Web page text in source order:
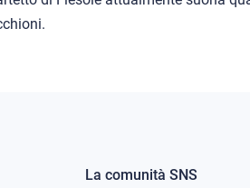
La comunità SNS